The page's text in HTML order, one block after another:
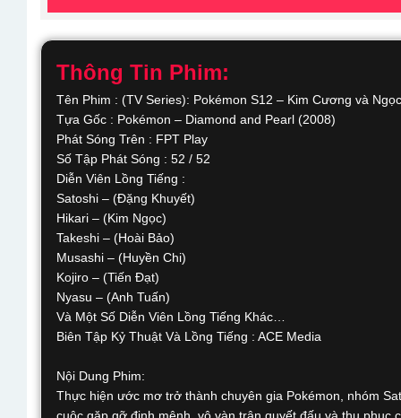
Thông Tin Phim:
Tên Phim : (TV Series): Pokémon S12 – Kim Cương và
Tựa Gốc : Pokémon – Diamond and Pearl (2008)
Phát Sóng Trên : FPT Play
Số Tập Phát Sóng : 52 / 52
Diễn Viên Lồng Tiếng :
Satoshi – (Đặng Khuyết)
Hikari – (Kim Ngọc)
Takeshi – (Hoài Bảo)
Musashi – (Huyền Chi)
Kojiro – (Tiến Đạt)
Nyasu – (Anh Tuấn)
Và Một Số Diễn Viên Lồng Tiếng Khác…
Biên Tập Kỷ Thuật Và Lồng Tiếng : ACE Media
Nội Dung Phim:
Thực hiện ước mơ trở thành chuyên gia Pokémon, nhóm